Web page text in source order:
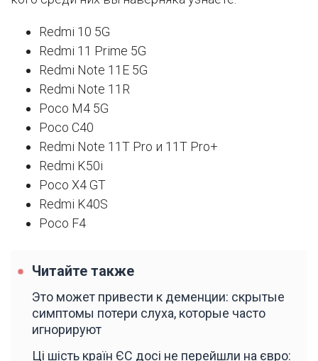
Redmi 10 5G
Redmi 11 Prime 5G
Redmi Note 11E 5G
Redmi Note 11R
Poco M4 5G
Poco C40
Redmi Note 11T Pro и 11T Pro+
Redmi K50i
Poco X4 GT
Redmi K40S
Poco F4
Читайте также
Это может привести к деменции: скрытые
симптомы потери слуха, которые часто
игнорируют
Ці шість країн ЄС досі не перейшли на євро: